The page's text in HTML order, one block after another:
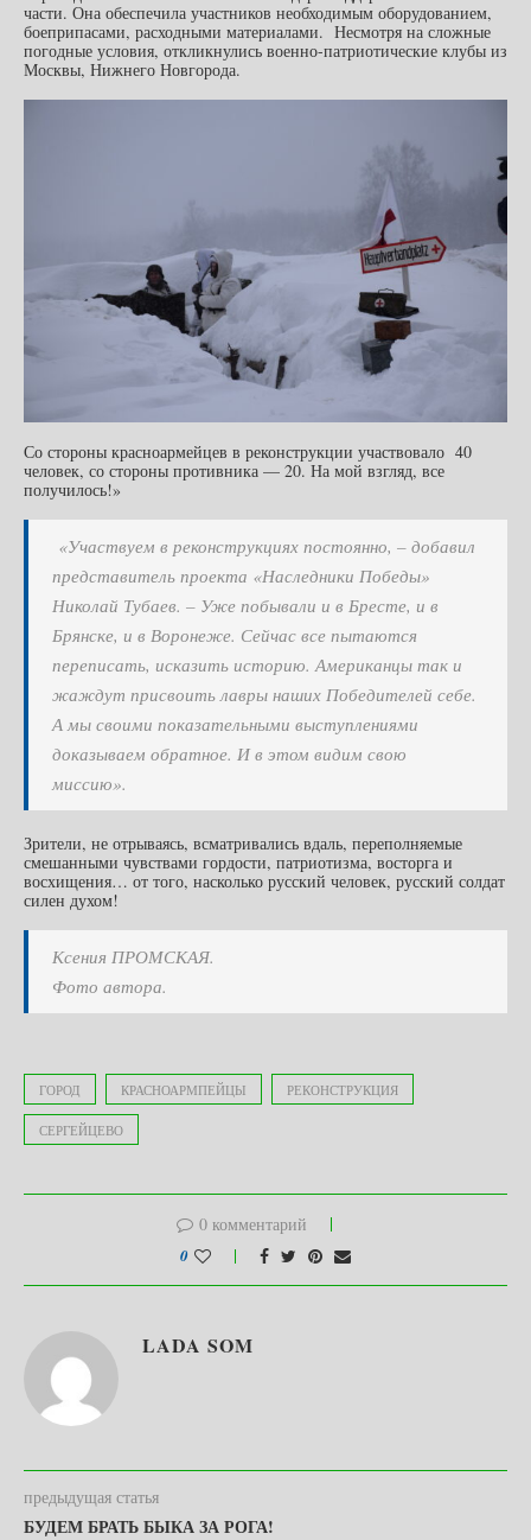
части. Она обеспечила участников необходимым оборудованием,
боеприпасами, расходными материалами. Несмотря на сложные
погодные условия, откликнулись военно-патриотические клубы из
Москвы, Нижнего Новгорода.
Со стороны красноармейцев в реконструкции участвовало 40
человек, со стороны противника — 20. На мой взгляд, все
получилось!»
«Участвуем в реконструкциях постоянно, – добавил
представитель проекта «Наследники Победы»
Николай Тубаев. – Уже побывали и в Бресте, и в
Брянске, и в Воронеже. Сейчас все пытаются
переписать, исказить историю. Американцы так и
жаждут присвоить лавры наших Победителей себе.
А мы своими показательными выступлениями
доказываем обратное. И в этом видим свою
миссию».
Зрители, не отрываясь, всматривались вдаль, переполняемые
смешанными чувствами гордости, патриотизма, восторга и
восхищения… от того, насколько русский человек, русский солдат
силен духом!
Ксения ПРОМСКАЯ.
Фото автора.
ГОРОД КРАСНОАРМПЕЙЦЫ РЕКОНСТРУКЦИЯ
СЕРГЕЙЦЕВО
0 комментарий
0
LADA SOM
предыдущая статья
БУДЕМ БРАТЬ БЫКА ЗА РОГА!